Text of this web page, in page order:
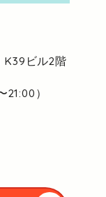
K39ビル2階
21:00）